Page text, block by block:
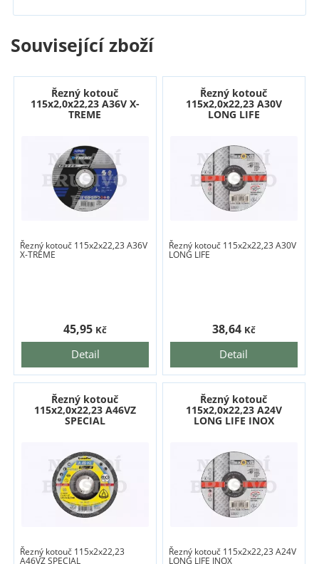
Související zboží
Řezný kotouč
115x2,0x22,23 A36V X-
TREME
Řezný kotouč 115x2x22,23 A36V
X-TREME
Detail
45,95 Kč
Řezný kotouč
115x2,0x22,23 A30V
LONG LIFE
Řezný kotouč 115x2x22,23 A30V
LONG LIFE
Detail
38,64 Kč
Řezný kotouč
115x2,0x22,23 A46VZ
SPECIAL
Řezný kotouč 115x2x22,23
A46VZ SPECIAL
Řezný kotouč
115x2,0x22,23 A24V
LONG LIFE INOX
Řezný kotouč 115x2x22,23 A24V
LONG LIFE INOX